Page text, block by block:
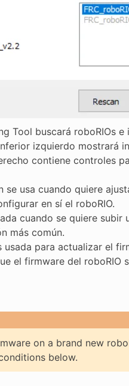
Tool buscará roboRIOs
izquierdo mostrará
contiene controles
usa cuando quiere
en sí el roboRIO.
cuando se quiere subir
más común.
usada para actualizar el
el firmware del roboRIO
on a brand new
below.